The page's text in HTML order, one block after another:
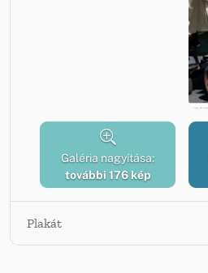
Galéria nagyítása:
további 176 kép
Plakát